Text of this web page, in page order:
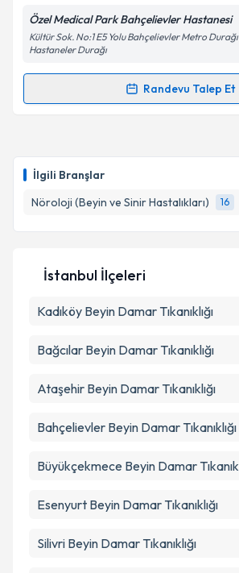
İlgili Branşlar
Nöroloji (Beyin ve Sinir Hastalıkları)
16
Kişisel verilerimin işlenmesine
Metni'ni okudum ve kişisel
kapsamda işlenmesini kabul
Takvim Talebini
Özel Medical Park Bahçelievler Hastanesi
Kültür Sok. No:1 E5 Yolu Bahçelievler Metro
Hastaneler Durağı
Randevu Talep Et
Randevu Takvimi Talebi
için bir takvim hazırlandığında e-
bilgilendireceğiz.
E-posta Adresiniz
Kişisel verilerimin işlenmesine
kapsamda işlenmesini kabul
Takvim Talebini
İstanbul İlçeleri
Kadıköy Beyin Damar Tıkanıklığı
Bağcılar Beyin Damar Tıkanıklığı
Ataşehir Beyin Damar Tıkanıklığı
Bahçelievler Beyin Damar Tıkanıklığı
Büyükçekmece Beyin Damar
Esenyurt Beyin Damar Tıkanıklığı
Silivri Beyin Damar Tıkanıklığı